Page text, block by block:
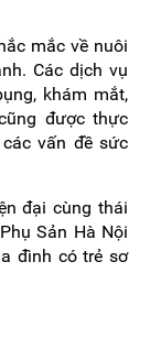
mắc về nuôi
Các dịch vụ
khám mắt,
được thực
vấn đề sức
đại cùng thái
Sản Hà Nội
đình có trẻ sơ